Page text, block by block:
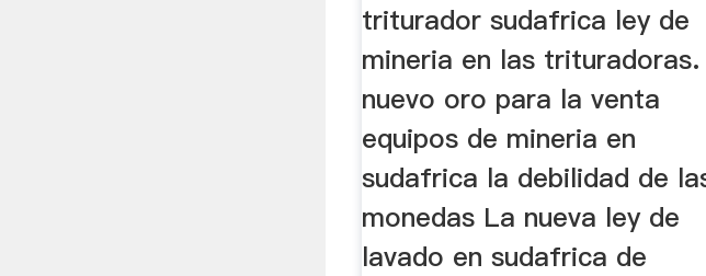
triturador sudafrica ley de
mineria en las trituradoras.
nuevo oro para la venta
equipos de mineria en
sudafrica la debilidad de
monedas La nueva ley de
lavado en sudafrica de